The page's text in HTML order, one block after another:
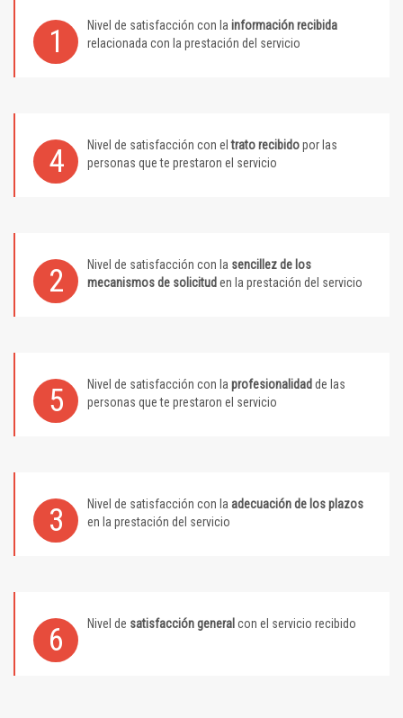
1 Nivel de satisfacción con la información recibida
relacionada con la prestación del servicio
4 Nivel de satisfacción con eltrato recibidopor las
personas que te prestaron el servicio
2 Nivel de satisfacción con la sencillez de los
mecanismos de solicitud en la prestación del servicio
5 Nivel de satisfacción con la profesionalidad de las
personas que te prestaron el servicio
3 Nivel de satisfacción con la adecuación de los plazos
en la prestación del servicio
6 Nivel de satisfacción general con el servicio recibido